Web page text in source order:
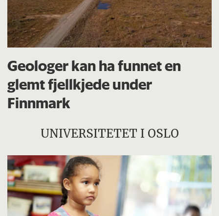
Geologer kan ha funnet en
glemt fjellkjede under
Finnmark
UNIVERSITETET I OSLO